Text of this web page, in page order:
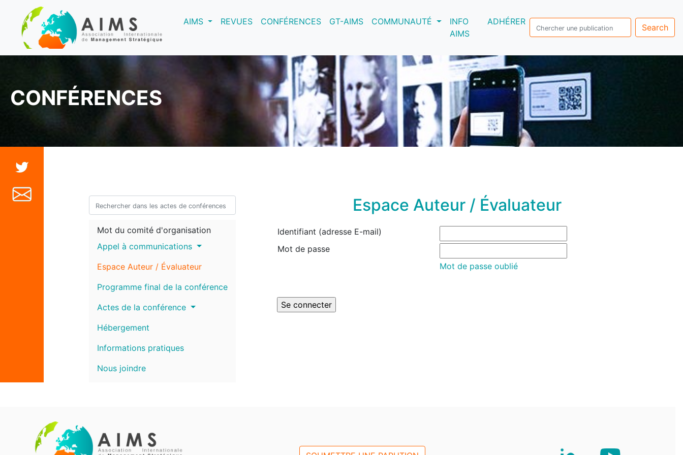
AIMS(current)REVUES CONFÉRENCES GT-AIMS COMMUNAUTÉ
INFO
AIMS
ADHÉRER
Search
CONFÉRENCES
Mot du comité d'organisation
Appel à communications
Espace Auteur / Évaluateur
Programme final de la conférence
Actes de la conférence
Hébergement
Informations pratiques
Nous joindre
Espace Auteur / Évaluateur
Identifiant (adresse E-mail)
Mot de passe
Mot de passe oublié